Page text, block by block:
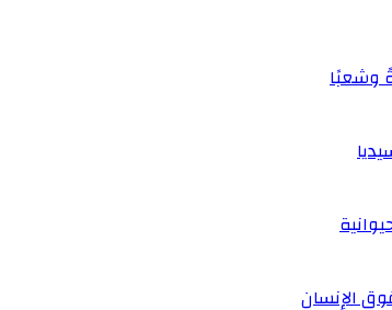
وشعبًا
الإنسان